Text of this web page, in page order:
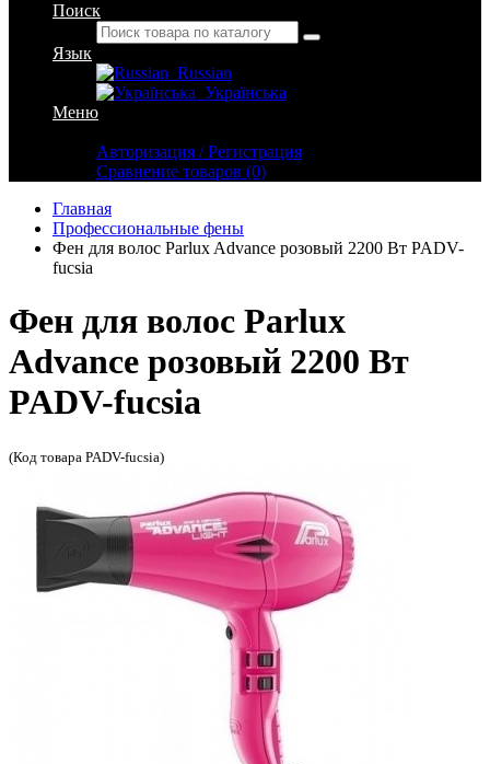
Поиск
Язык
Russian
Українська
Меню
Авторизация / Регистрация
Сравнение товаров (0)
Главная
Профессиональные фены
Фен для волос Parlux Advance розовый 2200 Вт PADV-
fucsia
Фен для волос Parlux
Advance розовый 2200 Вт
PADV-fucsia
(Код товара PADV-fucsia)